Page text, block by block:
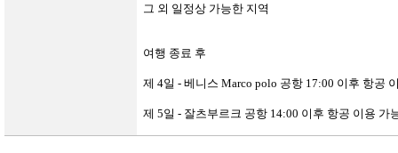
그 외 일정상 가능한 지역
여행 종료 후
제 4일 -베니스 Marco polo 공항 17:00 이후 항공
제 5일 - 잘츠부르크 공항 14:00 이후 항공 이용 가